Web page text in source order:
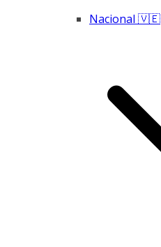
Nacional 🇻🇪